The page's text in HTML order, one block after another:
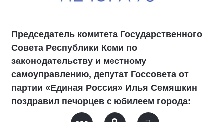
Председатель комитета Государственного
Совета Республики Коми по
законодательству и местному
самоуправлению, депутат Госсовета от
партии «Единая Россия» Илья Семяшкин
поздравил печорцев с юбилеем города: